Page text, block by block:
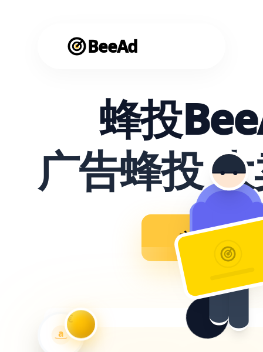
BeeAd
蜂投
广告蜂投
立即使用
a
€